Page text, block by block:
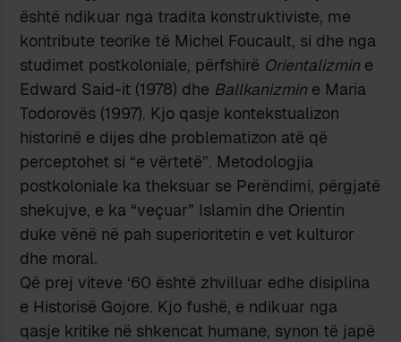
është ndikuar nga tradita konstruktiviste, me
kontribute teorike të Michel Foucault, si dhe nga
studimet postkoloniale, përfshirë Orientalizmin e
Edward Said-it (1978) dhe Ballkanizmin e Maria
Todorovës (1997). Kjo qasje kontekstualizon
historinë e dijes dhe problematizon atë që
perceptohet si “e vërtetë”. Metodologjia
postkoloniale ka theksuar se Perëndimi, përgjatë
shekujve, e ka “veçuar” Islamin dhe Orientin
duke vënë në pah superioritetin e vet kulturor
dhe moral.
Që prej viteve ‘60 është zhvilluar edhe disiplina
e Historisë Gojore. Kjo fushë, e ndikuar nga
qasje kritike në shkencat humane, synon të japë